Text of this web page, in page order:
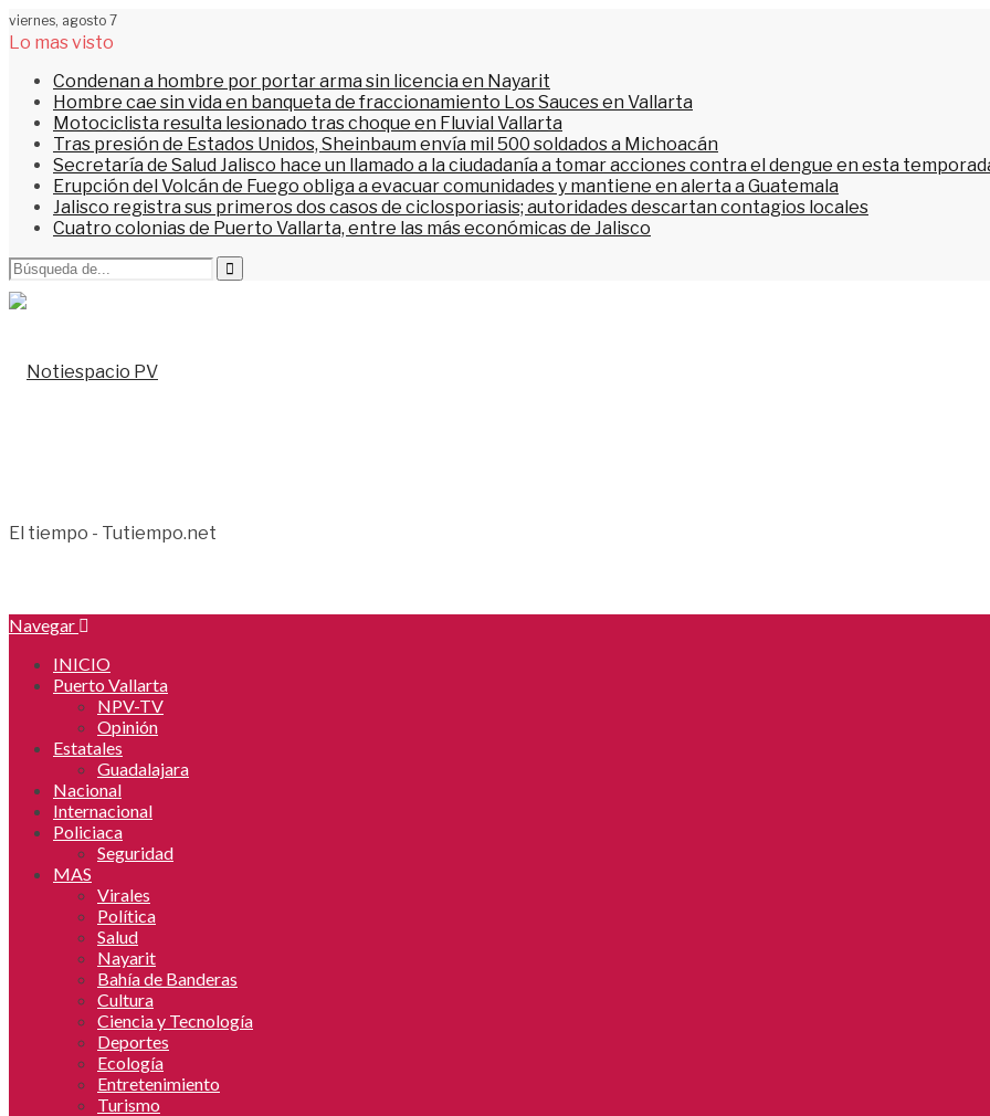
viernes, agosto 7
Lo mas visto
Condenan a hombre por portar arma sin licencia en Nayarit
Hombre cae sin vida en banqueta de fraccionamiento Los Sauces en Vallarta
Motociclista resulta lesionado tras choque en Fluvial Vallarta
Tras presión de Estados Unidos, Sheinbaum envía mil 500 soldados a Michoacán
Secretaría de Salud Jalisco hace un llamado a la ciudadanía a tomar acciones contra el dengue en esta
Erupción del Volcán de Fuego obliga a evacuar comunidades y mantiene en alerta a Guatemala
Jalisco registra sus primeros dos casos de ciclosporiasis; autoridades descartan contagios locales
Cuatro colonias de Puerto Vallarta, entre las más económicas de Jalisco
El tiempo - Tutiempo.net
Navegar
INICIO
Puerto Vallarta
NPV-TV
Opinión
Estatales
Guadalajara
Nacional
Internacional
Policiaca
Seguridad
MAS
Virales
Política
Salud
Nayarit
Bahía de Banderas
Cultura
Ciencia y Tecnología
Deportes
Ecología
Entretenimiento
Turismo